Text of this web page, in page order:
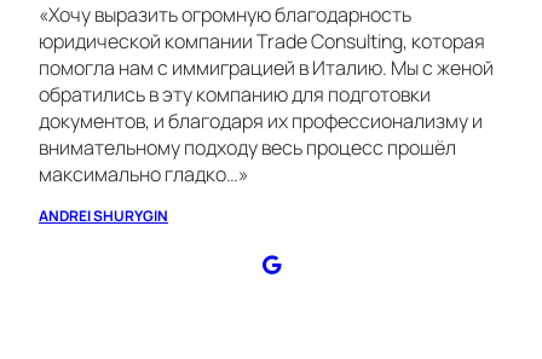
«Хочу выразить огромную благодарность
юридической компании Trade Consulting, которая
помогла нам с иммиграцией в Италию. Мы с женой
обратились в эту компанию для подготовки
документов, и благодаря их профессионализму и
внимательному подходу весь процесс прошёл
максимально гладко…»
ANDREI SHURYGIN